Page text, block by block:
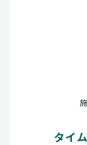
タイ